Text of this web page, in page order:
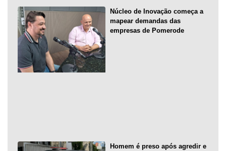
Núcleo de Inovação começa a
mapear demandas das
empresas de Pomerode
Homem é preso após agredir e